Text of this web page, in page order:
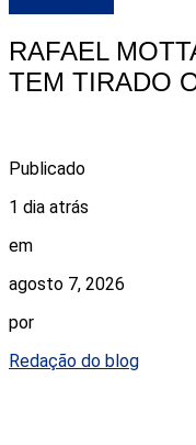
RAFAEL
TEM TIRADO
Publicado
1 dia atrás
em
agosto 7, 2026
por
Redação do blog